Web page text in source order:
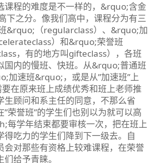
程的难度是不一样的，&rquo;含金
下之分。像我们高中，课程分为有三
&rquo;（regularclass）、&rquo;加
）和&rquo;荣誉班
，有的地方叫gifteclass），各班
国内的慢班、快班。从&rquo;普通班
加速班&rquo;，或是从”加速班”上
要在原来班上成绩优秀和班上老师推
生顾问和系主任的同意，不那么省
荣誉班”的学生们也别以为就可以高
每学年结束都要审核一次，把在班上
得吃力的学生们降到下一级去。自
会对那些有资格上较难课程，在荣誉
给予青睐。